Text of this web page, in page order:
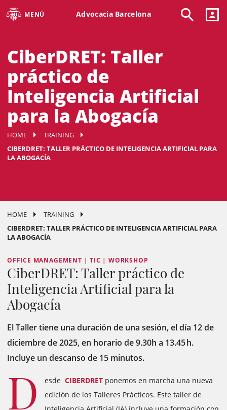
MENÚ Advocacia Barcelona
CiberDRET: Taller
práctico de
Inteligencia Artificial
para la Abogacía
HOME
TRAINING
CIBERDRET: TALLER PRÁCTICO DE INTELIGENCIA ARTIFICIAL PARA
LA ABOGACÍA
HOME
TRAINING
CIBERDRET: TALLER PRÁCTICO DE INTELIGENCIA ARTIFICIAL PARA
LA ABOGACÍA
OFFICE MANAGEMENT | TIC | WORKSHOP
CiberDRET: Taller práctico de
Inteligencia Artificial para la
Abogacía
El Taller tiene una duración de una sesión, el día 12 de
diciembre de 2025, en horario de 9.30h a 13.45 h.
Incluye un descanso de 15 minutos.
D esde CIBERDRET ponemos en marcha una nueva
edición de los Talleres Prácticos. Este taller de